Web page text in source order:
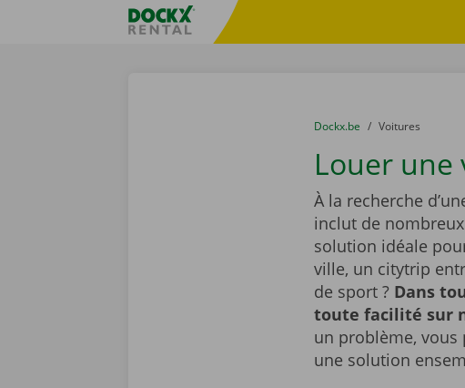
sitename
You are here:
du
Dockx.be to
Voitures
Louer une
À la recherche
inclut de
solution idéale
ville, un citytrip
de sport ? Dans
toute facilité sur
un problème, vous
une solution